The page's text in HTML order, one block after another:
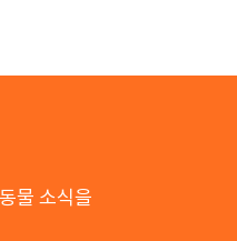
물 소식을